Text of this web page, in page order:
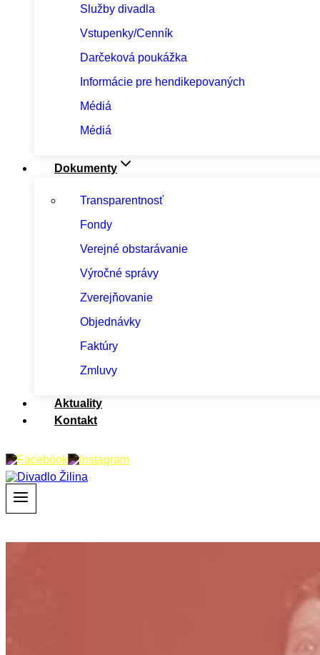
Služby divadla
Vstupenky/Cenník
Darčeková poukážka
Informácie pre hendikepovaných
Médiá
Médiá
Dokumenty
Transparentnosť
Fondy
Verejné obstarávanie
Výročné správy
Zverejňovanie
Objednávky
Faktúry
Zmluvy
Aktuality
Kontakt